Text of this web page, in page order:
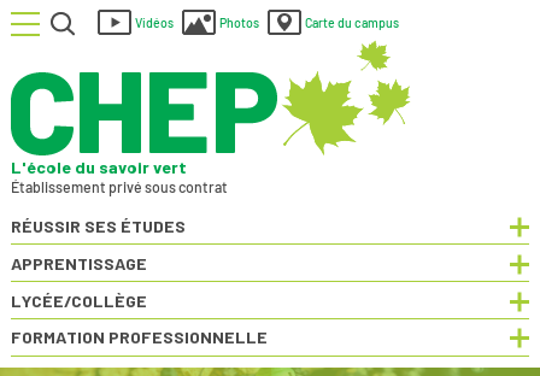
Menu Rechercher
Vidéos Photos Carte du campus
L'école du savoir vert
Établissement privé sous contrat
RÉUSSIR SES ÉTUDES
APPRENTISSAGE
LYCÉE/COLLÈGE
FORMATION PROFESSIONNELLE